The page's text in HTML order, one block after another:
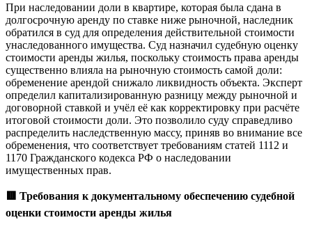
При наследовании доли в квартире, которая была сдана в
долгосрочную аренду по ставке ниже рыночной, наследник
обратился в суд для определения действительной стоимости
унаследованного имущества. Суд назначил судебную оценку
стоимости аренды жилья, поскольку стоимость права аренды
существенно влияла на рыночную стоимость самой доли:
обременение арендой снижало ликвидность объекта. Эксперт
определил капитализированную разницу между рыночной и
договорной ставкой и учёл её как корректировку при расчёте
итоговой стоимости доли. Это позволило суду справедливо
распределить наследственную массу, приняв во внимание все
обременения, что соответствует требованиям статей 1112 и
1170 Гражданского кодекса РФ о наследовании
имущественных прав.
Требования к документальному обеспечению судебной
оценки стоимости аренды жилья